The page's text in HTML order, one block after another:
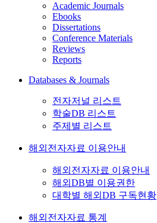
Academic Journals
Ebooks
Dissertations
Conference Materials
Reviews
Reports
Databases & Journals
전자저널 리스트
학술DB 리스트
주제별 리스트
해외전자자료 이용안내
해외전자자료 이용안내
해외DB별 이용권한
대학별 해외DB 구독현황
해외전자자료 통계